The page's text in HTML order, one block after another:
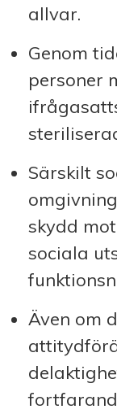
allvar.
Genom
personer
Särskilt
skydd
sociala
Även om